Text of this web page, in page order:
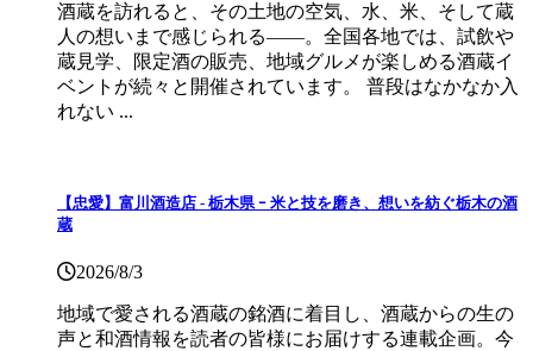
酒蔵を訪れると、その土地の空気、水、米、そして蔵
人の想いまで感じられる——。全国各地では、試飲や
蔵見学、限定酒の販売、地域グルメが楽しめる酒蔵イ
ベントが続々と開催されています。 普段はなかなか入
れない ...
【忠愛】富川酒造店 ‐ 栃木県 ｰ 米と技を磨き、想いを紡ぐ栃木の酒
蔵
2026/8/3
地域で愛される酒蔵の銘酒に着目し、酒蔵からの生の
声と和酒情報を読者の皆様にお届けする連載企画。今